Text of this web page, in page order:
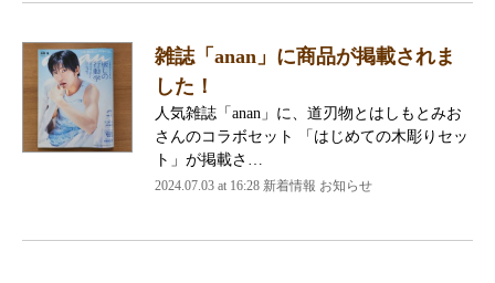
雑誌「anan」に商品が掲載されま
した！
人気雑誌「anan」に、道刃物とはしもとみお
さんのコラボセット 「はじめての木彫りセッ
ト」が掲載さ…
2024.07.03 at 16:28 新着情報 お知らせ